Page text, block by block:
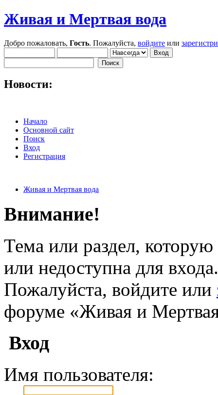
Живая и Мертвая вода
Добро пожаловать, Гость. Пожалуйста, войдите или
Новости:
Начало
Основной сайт
Поиск
Вход
Регистрация
Живая и Мертвая вода
Внимание!
Тема или раздел,
или недоступна для входа.
Пожалуйста, войдите или
форуме «Живая и
Вход
Имя пользователя: